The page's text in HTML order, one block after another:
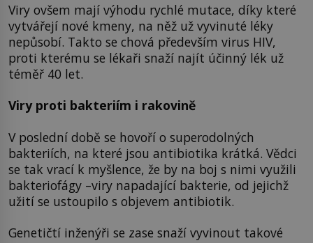
Viry ovšem mají výhodu rychlé mutace, díky které
vytvářejí nové kmeny, na něž už vyvinuté léky
nepůsobí. Takto se chová především virus HIV,
proti kterému se lékaři snaží najít účinný lék už
téměř 40 let.
Viry proti bakteriím i rakovině
V poslední době se hovoří o superodolných
bakteriích, na které jsou antibiotika krátká. Vědci
se tak vrací k myšlence, že by na boj s nimi využili
bakteriofágy –viry napadající bakterie, od jejichž
užití se ustoupilo s objevem antibiotik.
Genetičtí inženýři se zase snaží vyvinout takové